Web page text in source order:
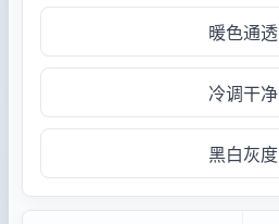
暖色通透
冷调干净
黑白灰度